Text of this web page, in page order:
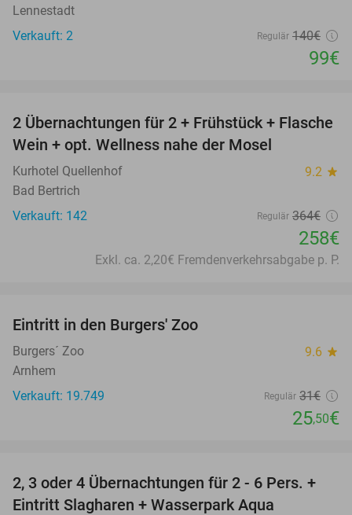
Lennestadt
Verkauft: 2
Regulär 140€
99€
29%
2 Übernachtungen für 2 + Frühstück + Flasche
Wein + opt. Wellness nahe der Mosel
Kurhotel Quellenhof 9.2 star
Bad Bertrich
Verkauft: 142
Regulär 364€
258€
Exkl. ca. 2,20€ Fremdenverkehrsabgabe p. P.
Eintritt in den Burgers' Zoo
Burgers´ Zoo 9.6 star
Arnhem
Verkauft: 19.749
Regulär 31€
25,50€
55%
2, 3 oder 4 Übernachtungen für 2 - 6 Pers. +
Eintritt Slagharen + Wasserpark Aqua